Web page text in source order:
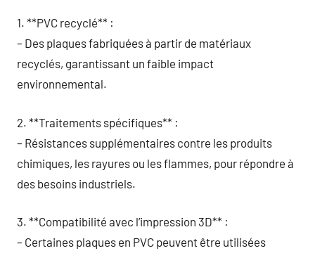
1. **PVC recyclé** :
– Des plaques fabriquées à partir de matériaux
recyclés, garantissant un faible impact
environnemental.
2. **Traitements spécifiques** :
– Résistances supplémentaires contre les produits
chimiques, les rayures ou les flammes, pour répondre à
des besoins industriels.
3. **Compatibilité avec l’impression 3D** :
– Certaines plaques en PVC peuvent être utilisées